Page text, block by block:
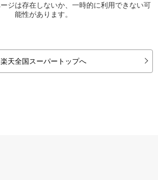
ジは存在しないか、一時的に利用できない可
能性があります。
楽天全国スーパートップへ